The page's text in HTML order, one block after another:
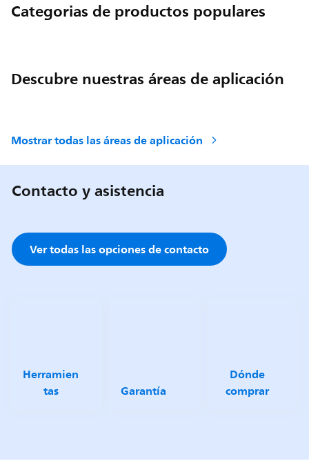
Categorias de productos populares
Descubre nuestras áreas de aplicación
Mostrar todas las áreas de aplicación
Contacto y asistencia
Ver todas las opciones de contacto
Herramien
tas
Garantía
Dónde
comprar